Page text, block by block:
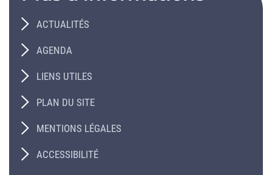
ACTUALITÉS
AGENDA
LIENS UTILES
PLAN DU SITE
MENTIONS LÉGALES
ACCESSIBILITÉ